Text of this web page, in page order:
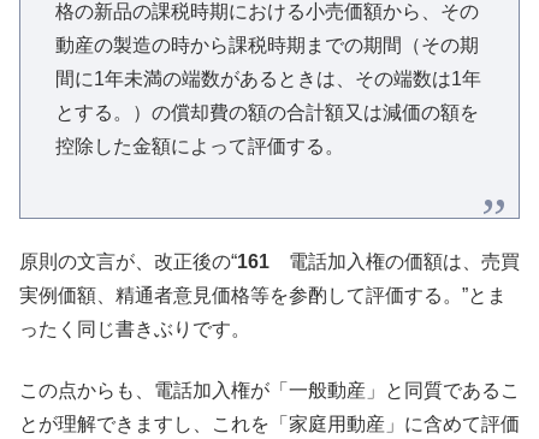
格の新品の課税時期における小売価額から、その
動産の製造の時から課税時期までの期間（その期
間に1年未満の端数があるときは、その端数は1年
とする。）の償却費の額の合計額又は減価の額を
控除した金額によって評価する。
原則の文言が、改正後の“161 電話加入権の価額は、売買
実例価額、精通者意見価格等を参酌して評価する。”とま
ったく同じ書きぶりです。
この点からも、電話加入権が「一般動産」と同質であるこ
とが理解できますし、これを「家庭用動産」に含めて評価